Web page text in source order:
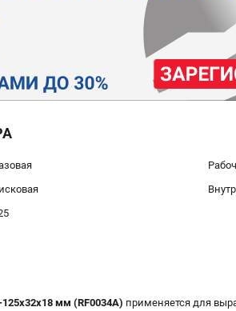
мм (RF0034A) применяется для